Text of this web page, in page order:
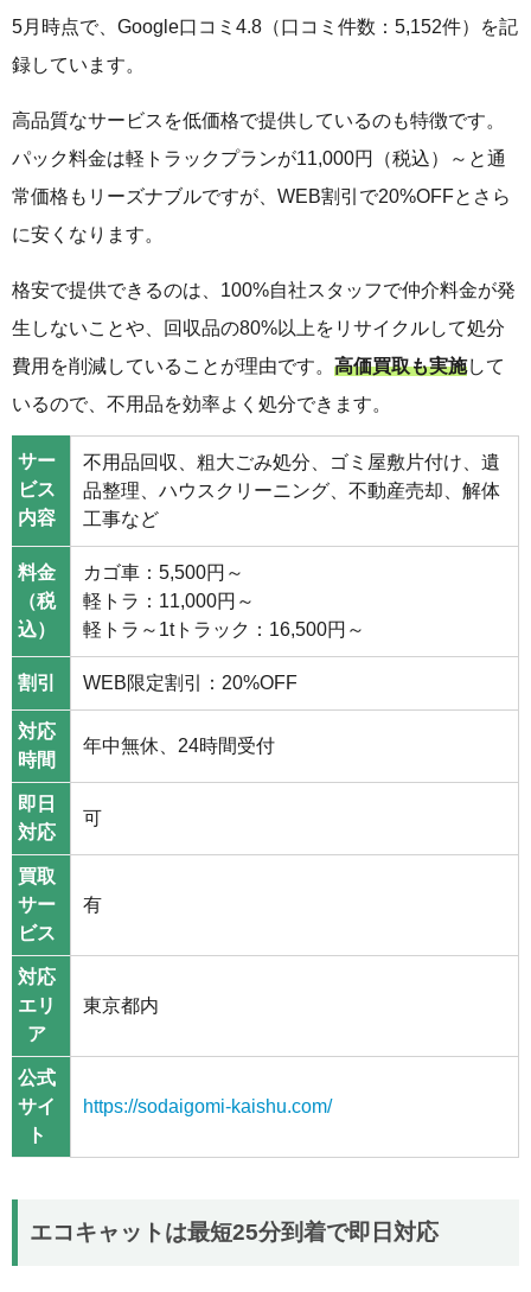
5月時点で、Google口コミ4.8（口コミ件数：5,152件）を記
録しています。
高品質なサービスを低価格で提供しているのも特徴です。
パック料金は軽トラックプランが11,000円（税込）～と通
常価格もリーズナブルですが、WEB割引で20%OFFとさら
に安くなります。
格安で提供できるのは、100%自社スタッフで仲介料金が発
生しないことや、回収品の80%以上をリサイクルして処分
費用を削減していることが理由です。 高価買取も実施して
いるので、不用品を効率よく処分できます。
サー
ビス
内容
不用品回収、粗大ごみ処分、ゴミ屋敷片付け、遺
品整理、ハウスクリーニング、不動産売却、解体
工事など
料金
（税
込）
カゴ車：5,500円～
軽トラ：11,000円～
軽トラ～1tトラック：16,500円～
割引 WEB限定割引：20%OFF
対応
時間
年中無休、24時間受付
即日
対応
可
買取
サー
ビス
有
対応
エリ
ア
東京都内
公式
サイ
ト
https://sodaigomi-kaishu.com/
エコキャットは最短25分到着で即日対応